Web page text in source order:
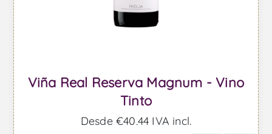
Viña Real Reserva Magnum - Vino
Tinto
Desde €40,44 IVA incl.